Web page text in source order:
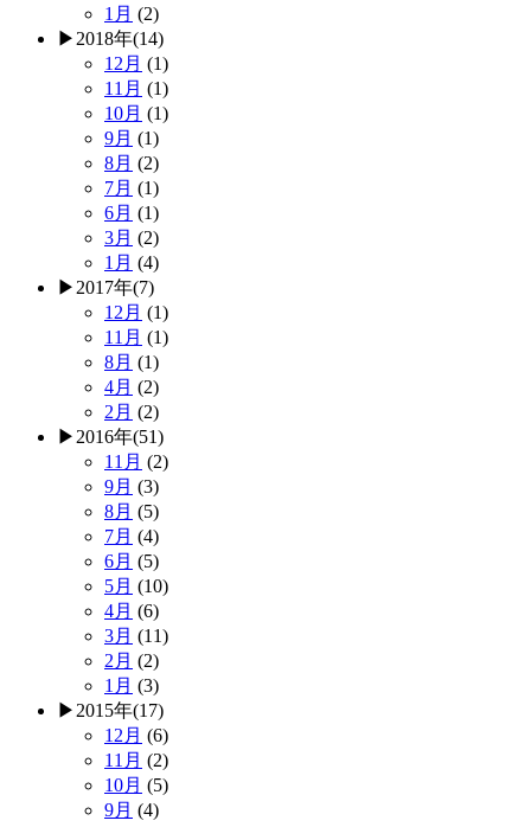
1月 (2)
▶ 2018年(14)
12月 (1)
11月 (1)
10月 (1)
9月 (1)
8月 (2)
7月 (1)
6月 (1)
3月 (2)
1月 (4)
▶ 2017年(7)
12月 (1)
11月 (1)
8月 (1)
4月 (2)
2月 (2)
▶ 2016年(51)
11月 (2)
9月 (3)
8月 (5)
7月 (4)
6月 (5)
5月 (10)
4月 (6)
3月 (11)
2月 (2)
1月 (3)
▶ 2015年(17)
12月 (6)
11月 (2)
10月 (5)
9月 (4)